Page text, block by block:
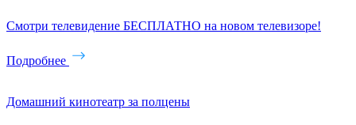
Смотри телевидение БЕСПЛАТНО на новом телевизоре!
Подробнее
Домашний кинотеатр за полцены